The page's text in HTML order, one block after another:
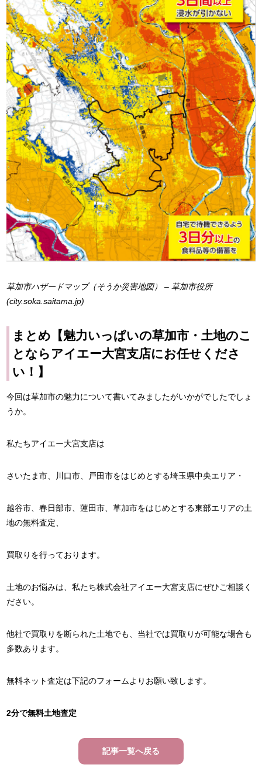
草加市ハザードマップ（そうか災害地図） – 草加市役所
(city.soka.saitama.jp)
まとめ【魅力いっぱいの草加市・土地のこ
とならアイエー大宮支店にお任せくださ
い！】
今回は草加市の魅力について書いてみましたがいかがでしたでしょ
うか。
私たちアイエー大宮支店は
さいたま市、川口市、戸田市をはじめとする埼玉県中央エリア・
越谷市、春日部市、蓮田市、草加市をはじめとする東部エリアの土
地の無料査定、
買取りを行っております。
土地のお悩みは、私たち株式会社アイエー大宮支店にぜひご相談く
ださい。
他社で買取りを断られた土地でも、当社では買取りが可能な場合も
多数あります。
無料ネット査定は下記のフォームよりお願い致します。
2分で無料土地査定
記事一覧へ戻る